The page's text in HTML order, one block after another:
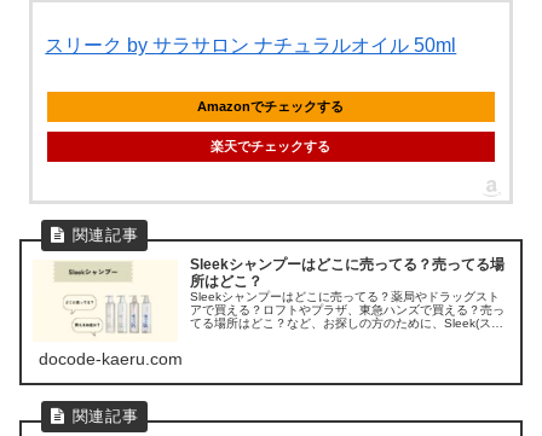
スリーク by サラサロン ナチュラルオイル 50ml
Amazonでチェックする
楽天でチェックする
Sleekシャンプーはどこに売ってる？売ってる場
所はどこ？
Sleekシャンプーはどこに売ってる？薬局やドラッグスト
アで買える？ロフトやプラザ、東急ハンズで買える？売っ
てる場所はどこ？など、お探しの方のために、Sleek(スリ
docode-kaeru.com